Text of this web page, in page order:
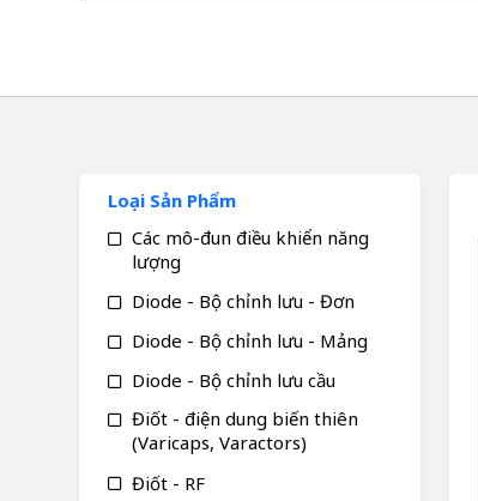
Loại Sản Phẩm
Các mô-đun điều khiển năng
lượng
Diode - Bộ chỉnh lưu - Đơn
Diode - Bộ chỉnh lưu - Mảng
Diode - Bộ chỉnh lưu cầu
Điốt - điện dung biến thiên
(Varicaps, Varactors)
Điốt - RF